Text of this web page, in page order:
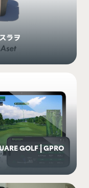
ラヲ
GOLF | GPRO